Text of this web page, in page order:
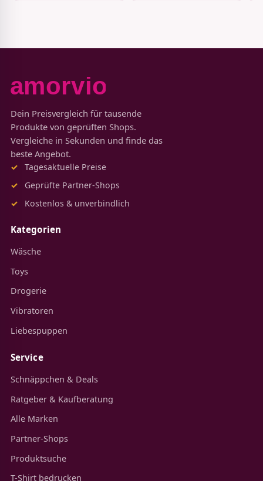
Dein Preisvergleich für tausende
Produkte von geprüften Shops.
Vergleiche in Sekunden und finde das
beste Angebot.
Tagesaktuelle Preise
Geprüfte Partner-Shops
Kostenlos & unverbindlich
Kategorien
Wäsche
Toys
Drogerie
Vibratoren
Liebespuppen
Service
Schnäppchen & Deals
Ratgeber & Kaufberatung
Alle Marken
Partner-Shops
Produktsuche
T-Shirt bedrucken